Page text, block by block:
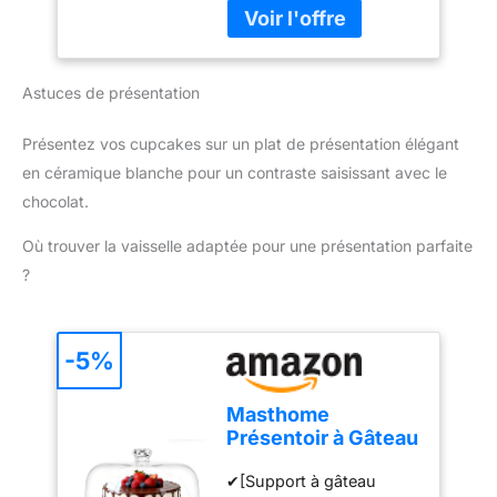
ergonomique et facile
d'utilisation : Poignée
ergonomique et bouton
changement rapide des
accessoires. Compact et
d'un câble de 1 mètre et
(HR3741/00)
+ fonction Turbo</li> <li
Astuces de présentation
Présentez vos cupcakes sur un plat de présentation élégant
en céramique blanche pour un contraste saisissant avec le
chocolat.
Où trouver la vaisselle adaptée pour une présentation parfaite
?
Masthome
Présentoir à Gâteau
Couvercle, 6in1
✔[Support à gâteau
-5%